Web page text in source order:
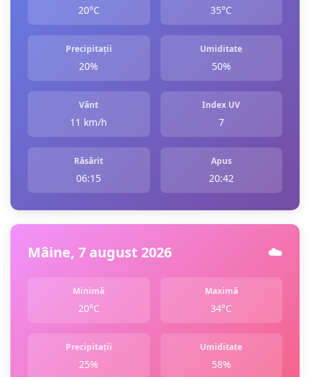
20°C 35°C
Precipitații
20%
Umiditate
50%
Vânt
11 km/h
Index UV
7
Răsărit
06:15
Apus
20:42
Mâine, 7 august 2026 ☁️
Minimă
20°C
Maximă
34°C
Precipitații
25%
Umiditate
58%